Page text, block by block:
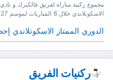
‏مجموع ركنية مباراة لفريق فالكيرك و
الاسكوتلاندي ‏خلال 6 ‏المباريات لموسم 2026/2027.
الدوري الممتاز الاسكوتلاندي
ركنيات الفريق